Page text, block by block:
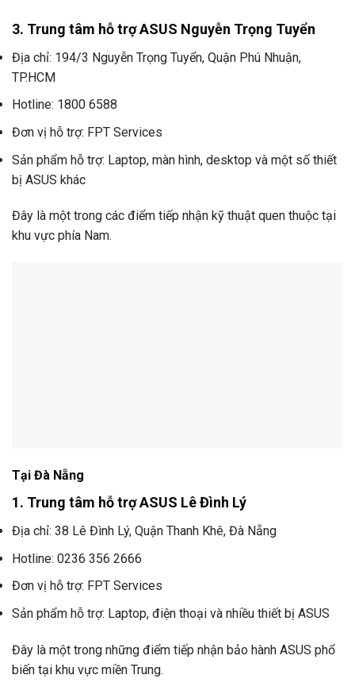
3. Trung tâm hỗ trợ ASUS Nguyễn Trọng Tuyển
Địa chỉ: 194/3 Nguyễn Trọng Tuyển, Quận Phú Nhuận,
TP.HCM
Hotline: 1800 6588
Đơn vị hỗ trợ: FPT Services
Sản phẩm hỗ trợ: Laptop, màn hình, desktop và một số thiết
bị ASUS khác
Đây là một trong các điểm tiếp nhận kỹ thuật quen thuộc tại
khu vực phía Nam.
Tại Đà Nẵng
1. Trung tâm hỗ trợ ASUS Lê Đình Lý
Địa chỉ: 38 Lê Đình Lý, Quận Thanh Khê, Đà Nẵng
Hotline: 0236 356 2666
Đơn vị hỗ trợ: FPT Services
Sản phẩm hỗ trợ: Laptop, điện thoại và nhiều thiết bị ASUS
Đây là một trong những điểm tiếp nhận bảo hành ASUS phổ
biến tại khu vực miền Trung.